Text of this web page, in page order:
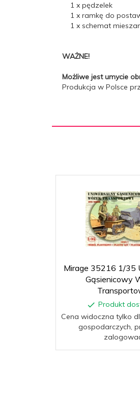
1 x pędzelek
1 x ramkę do
1 x schemat
WAŻNE!
Możliwe jest umycie
Produkcja w Polsce
Mirage 35216 1/35
Gąsienicowy
Produkt
Cena widoczna tylko
gospodarczych,